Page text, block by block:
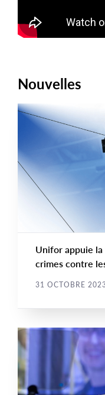
Nouvelles
NEWS
DÉCLARATIONS
Main
Unifor appuie la
crimes contre
31 OCTOBRE
NEWS
TYPE
Main
Image